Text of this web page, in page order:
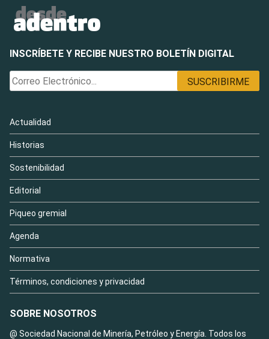
INSCRÍBETE Y RECIBE NUESTRO BOLETÍN DIGITAL
Actualidad
Historias
Sostenibilidad
Editorial
Piqueo gremial
Agenda
Normativa
Términos, condiciones y privacidad
SOBRE NOSOTROS
@ Sociedad Nacional de Minería, Petróleo y Energía. Todos los